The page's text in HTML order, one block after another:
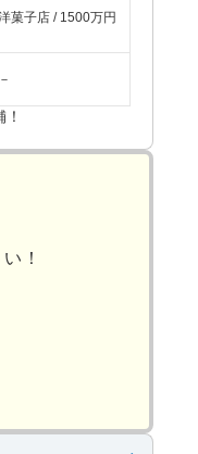
菓子店 / 1500万円
－
！